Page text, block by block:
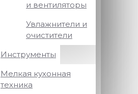
и вентиляторы
Увлажнители и
очистители
Инструменты
Мелкая кухонная
техника